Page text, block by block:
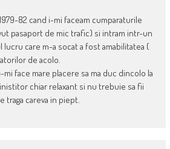
82 cand i-mi faceam cumparaturile
pasaport de mic trafic) si intram intr-un
lucru care m-a socat a fost amabilitatea (
de acolo.
mi face mare placere sa ma duc dincolo la
chiar relaxant si nu trebuie sa fii
traga careva in piept.